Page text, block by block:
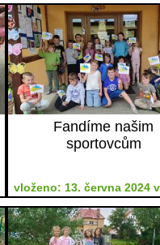
Fandíme našim
sportovcům
vloženo: 13. června 2024